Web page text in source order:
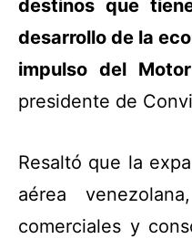
destinos que
desarrollo de la
impulso del
presidente de
Resaltó que la
aérea
comerciales y